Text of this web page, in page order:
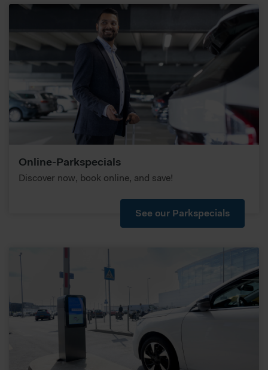
Online-Parkspecials
Discover now, book online, and save!
See our Parkspecials